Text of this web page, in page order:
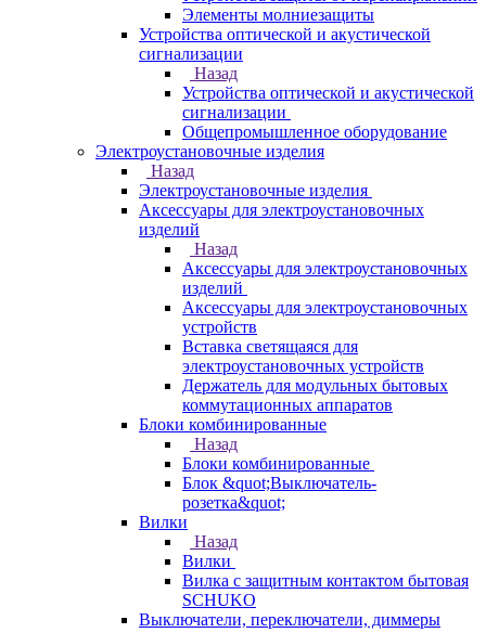
Элементы молниезащиты
Устройства оптической и акустической
сигнализации
Назад
Устройства оптической и акустической
сигнализации
Общепромышленное оборудование
Электроустановочные изделия
Назад
Электроустановочные изделия
Аксессуары для электроустановочных
изделий
Назад
Аксессуары для электроустановочных
изделий
Аксессуары для электроустановочных
устройств
Вставка светящаяся для
электроустановочных устройств
Держатель для модульных бытовых
коммутационных аппаратов
Блоки комбинированные
Назад
Блоки комбинированные
Блок &quot;Выключатель-
розетка&quot;
Вилки
Назад
Вилки
Вилка с защитным контактом бытовая
SCHUKO
Выключатели, переключатели, диммеры